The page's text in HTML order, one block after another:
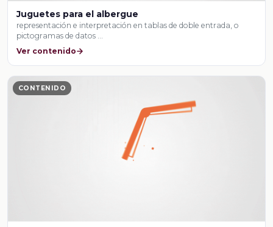
Juguetes para el albergue
representación e interpretación en tablas de doble entrada, o
pictogramas de datos …
Ver contenido
CONTENIDO